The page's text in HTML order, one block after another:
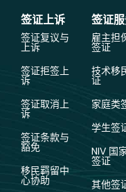
签证上诉
签证复议与
上诉
签证拒签上
诉
签证取消上
诉
签证条款与
豁免
移民羁留中
心协助
签证
雇主担
签证
技术移
证
家庭类
学生签
NIV 国
签证
其他签